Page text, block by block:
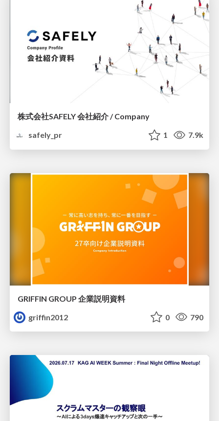
株式会社SAFELY 会社紹介 / Company
safely_pr
1 7.9k
GRIFFIN GROUP 企業説明資料
griffin2012
0 790